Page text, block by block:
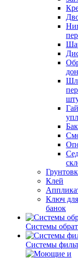
Клей
Ключ
банок
Системы
Системы